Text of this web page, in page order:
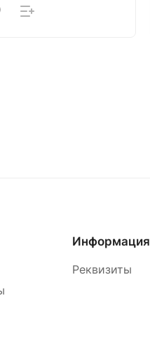
Информация
Реквизиты